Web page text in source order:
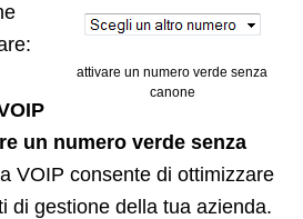
attivare un numero verde senza
canone
un numero verde senza
VOIP consente di ottimizzare
di gestione della tua azienda.